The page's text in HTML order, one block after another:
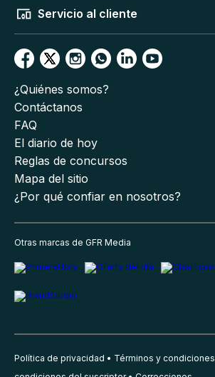
Servicio al cliente
¿Quiénes somos?
Contáctanos
FAQ
El diario de hoy
Reglas de concursos
Mapa del sitio
¿Por qué confiar en nosotros?
Otras marcas de GFR Media
Política de privacidad Términos y condiciones